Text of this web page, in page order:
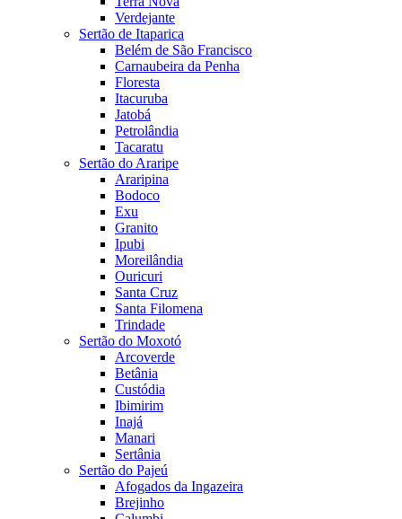
Verdejante
Sertão de Itaparica
Belém de São Francisco
Carnaubeira da Penha
Floresta
Itacuruba
Jatobá
Petrolândia
Tacaratu
Sertão do Araripe
Araripina
Bodoco
Exu
Granito
Ipubi
Moreilândia
Ouricuri
Santa Cruz
Santa Filomena
Trindade
Sertão do Moxotó
Arcoverde
Betânia
Custódia
Ibimirim
Inajá
Manari
Sertânia
Sertão do Pajeú
Afogados da Ingazeira
Brejinho